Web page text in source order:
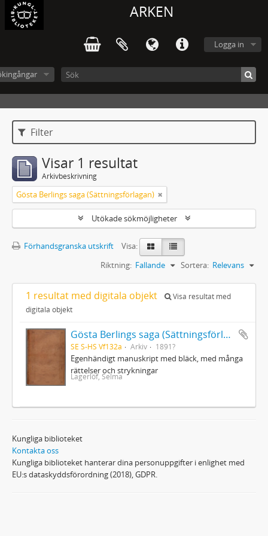
ARKEN
Logga in
Filter
Visar 1 resultat
Arkivbeskrivning
Gösta Berlings saga (Sättningsförlagan)
Utökade sökmöjligheter
Förhandsgranska utskrift
Visa:
Sortera: Relevans
Riktning: Fallande
1 resultat med digitala objekt
Visa resultat med
digitala objekt
Gösta Berlings saga (Sättningsförlagan)
SE S-HS Vf132a Arkiv 1891?
Egenhändigt manuskript med bläck, med många
rättelser och strykningar
Lagerlöf, Selma
Kungliga biblioteket
Kontakta oss
Kungliga biblioteket hanterar dina personuppgifter i enlighet med
EU:s dataskyddsförordning (2018), GDPR.